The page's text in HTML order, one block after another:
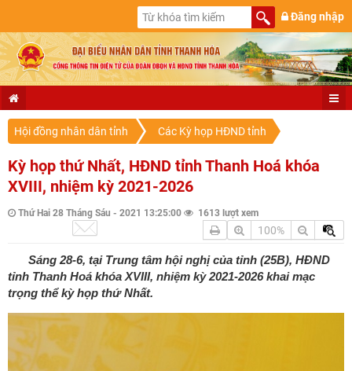
Đăng nhập
Hội đồng nhân dân tỉnh Các Kỳ họp HĐND tỉnh
Kỳ họp thứ Nhất, HĐND tỉnh Thanh Hoá khóa
XVIII, nhiệm kỳ 2021-2026
Thứ Hai 28 Tháng Sáu - 2021 13:25:00 1613 lượt xem
100%
Sáng 28-6, tại Trung tâm hội nghị của tỉnh (25B), HĐND
tỉnh Thanh Hoá khóa XVIII, nhiệm kỳ 2021-2026 khai mạc
trọng thể kỳ họp thứ Nhất.